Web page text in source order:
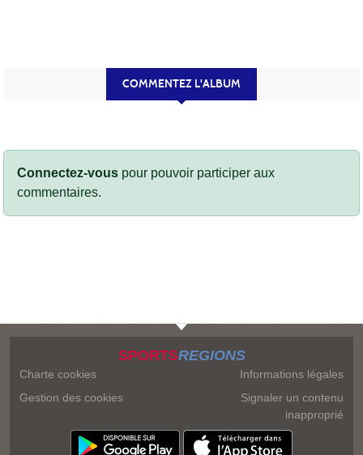
COMMENTEZ L'ALBUM
Connectez-vous pour pouvoir participer aux
commentaires.
SPORTSREGIONS
Charte cookies
Gestion des cookies
Informations légales
Signaler un contenu
inapproprié